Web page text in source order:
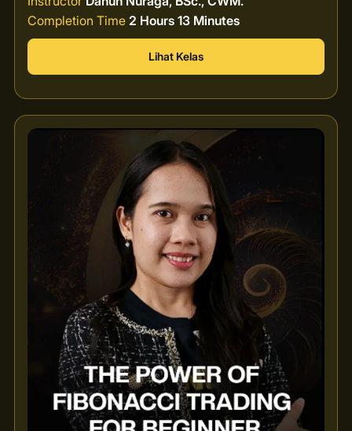
Completion Time 2 Hours 13 Minutes
Lihat Kelas